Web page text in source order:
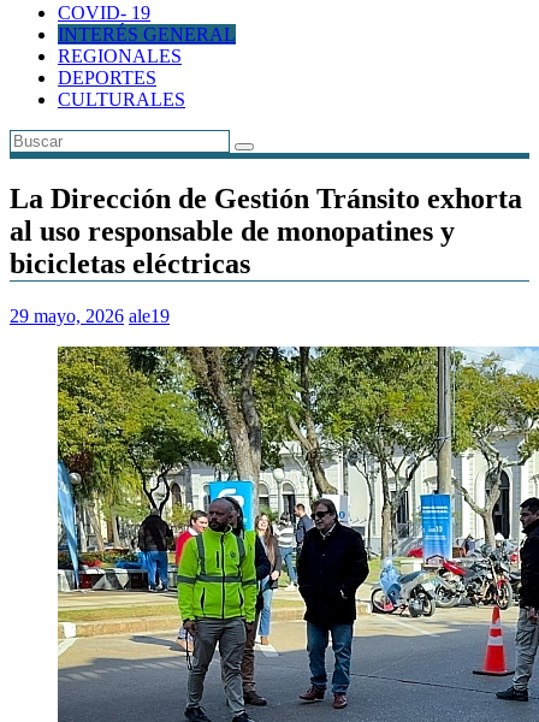
COVID- 19
INTERÉS GENERAL
REGIONALES
DEPORTES
CULTURALES
La Dirección de Gestión Tránsito exhorta
al uso responsable de monopatines y
bicicletas eléctricas
29 mayo, 2026 ale19